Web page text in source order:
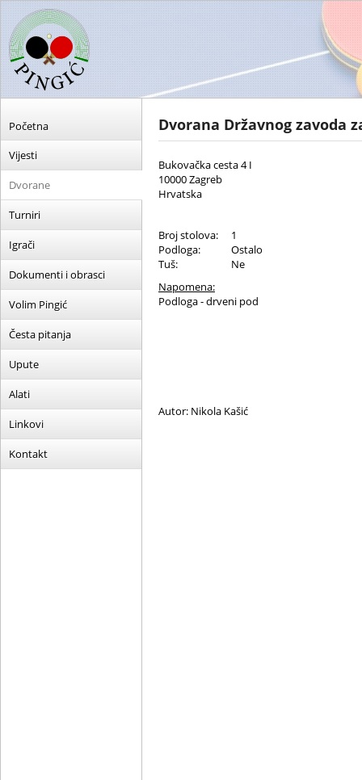
Početna
Vijesti
Dvorane
Turniri
Igrači
Dokumenti i obrasci
Volim Pingić
Česta pitanja
Upute
Alati
Linkovi
Kontakt
Dvorana Državnog zavoda
Bukovačka cesta 4 I
10000 Zagreb
Hrvatska
Broj stolova:
1
Podloga:
Ostalo
Tuš:
Ne
Napomena:
Podloga - drveni pod
Autor: Nikola Kašić